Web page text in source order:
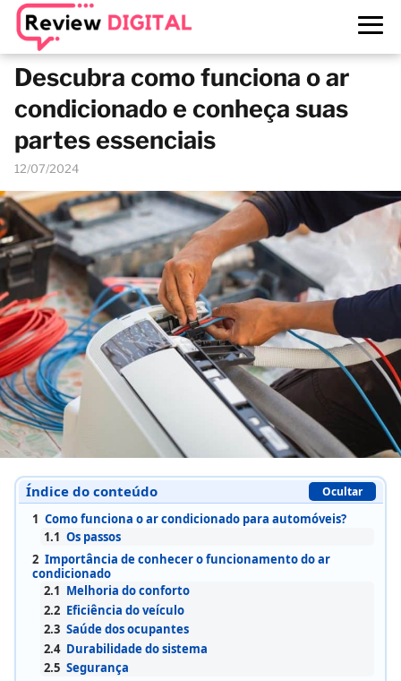
Descubra como funciona o ar
condicionado e conheça suas
partes essenciais
12/07/2024
Índice do conteúdo Ocultar
1 Como funciona o ar condicionado para automóveis?
1.1 Os passos
2 Importância de conhecer o funcionamento do ar
condicionado
2.1 Melhoria do conforto
2.2 Eficiência do veículo
2.3 Saúde dos ocupantes
2.4 Durabilidade do sistema
2.5 Segurança